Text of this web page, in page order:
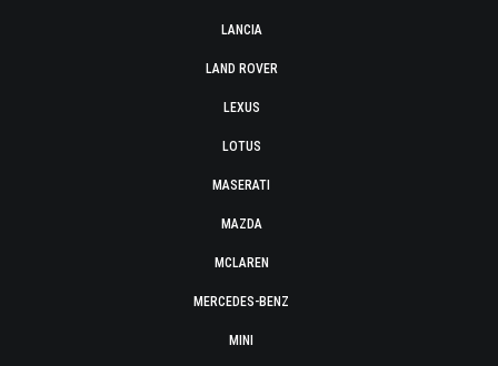
LANCIA
LAND ROVER
LEXUS
LOTUS
MASERATI
MAZDA
MCLAREN
MERCEDES-BENZ
MINI